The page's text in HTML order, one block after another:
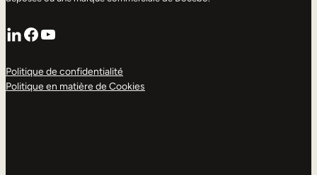
LinkedIn
Facebook
YouTube
Politique de confidentialité
Politique en matière de Cookies